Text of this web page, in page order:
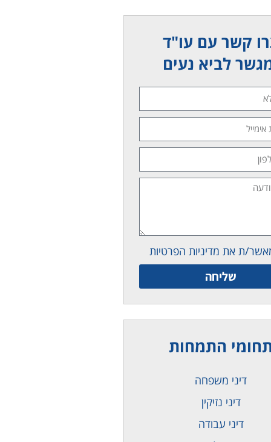
קשר עם עו"ד
לביא נעים
ת את מדיניות הפרטיות
שליחה
התמחות
דיני משפחה
דיני נזיקין
דיני עבודה